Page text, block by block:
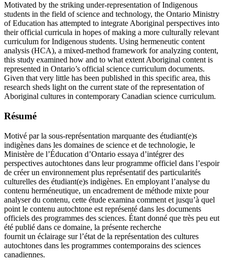
Motivated by the striking under-representation of Indigenous
students in the field of science and technology, the Ontario Ministry
of Education has attempted to integrate Aboriginal perspectives into
their official curricula in hopes of making a more culturally relevant
curriculum for Indigenous students. Using hermeneutic content
analysis (HCA), a mixed-method framework for analyzing content,
this study examined how and to what extent Aboriginal content is
represented in Ontario’s official science curriculum documents.
Given that very little has been published in this specific area, this
research sheds light on the current state of the representation of
Aboriginal cultures in contemporary Canadian science curriculum.
Résumé
Motivé par la sous-représentation marquante des étudiant(e)s
indigènes dans les domaines de science et de technologie, le
Ministère de l’Éducation d’Ontario essaya d’intégrer des
perspectives autochtones dans leur programme officiel dans l’espoir
de créer un environnement plus représentatif des particularités
culturelles des étudiant(e)s indigènes. En employant l’analyse du
contenu herméneutique, un encadrement de méthode mixte pour
analyser du contenu, cette étude examina comment et jusqu’à quel
point le contenu autochtone est représenté dans les documents
officiels des programmes des sciences. Étant donné que très peu eut
été publié dans ce domaine, la présente recherche
fournit un éclairage sur l’état de la représentation des cultures
autochtones dans les programmes contemporains des sciences
canadiennes.